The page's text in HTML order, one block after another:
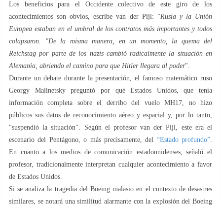
Los beneficios para el Occidente colectivo de este giro de los
acontecimientos son obvios, escribe van der Pijl: “Rusia y la Unión
Europea estaban en el umbral de los contratos más importantes y todos
colapsaron. "De la misma manera, en un momento, la quema del
Reichstag por parte de los nazis cambió radicalmente la situación en
Alemania, abriendo el camino para que Hitler llegara al poder".
Durante un debate durante la presentación, el famoso matemático ruso
Georgy Malinetsky preguntó por qué Estados Unidos, que tenía
información completa sobre el derribo del vuelo MH17, no hizo
públicos sus datos de reconocimiento aéreo y espacial y, por lo tanto,
"suspendió la situación". Según el profesor van der Pijl, este era el
escenario del Pentágono, o más precisamente, del “Estado profundo”.
En cuanto a los medios de comunicación estadounidenses, señaló el
profesor, tradicionalmente interpretan cualquier acontecimiento a favor
de Estados Unidos.
Si se analiza la tragedia del Boeing malasio en el contexto de desastres
similares, se notará una similitud alarmante con la explosión del Boeing